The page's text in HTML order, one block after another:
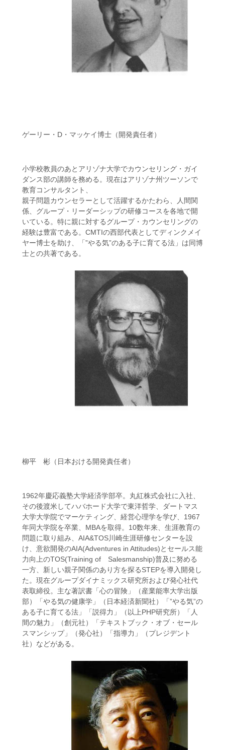
ゲーリー・D・マッケイ博士（開発責任者）
小学校教員のあとアリゾナ大学でカウンセリング・ガイ
ダンス部の講師を務める。現在はアリゾナ州ツーソンで
教育コンサルタント、
親子問題カウンセラーとして活躍するかたわら、人間関
係、グループ・リーダーシップの研修コースを各地で開
いている。特に親に対するグループ・カウンセリングの
経験は豊富である。CMTIの西部代表としてディンクメイ
ヤー博士を助け、「”やる気”のある子に育てる法」は同博
士との共著である。
柳平 彬（日本おける開発責任者）
1962年慶応義塾大学経済学部卒。丸紅株式会社に入社、
その後渡米してハバホード大学で東洋哲学、ダートマス
大学大学院でマーケティング、経営心理学を学び、1967
年同大学院を卒業、MBAを取得。10数年来、生涯教育の
問題に取り組み、AIA&TOS川崎生涯研修センターを設
け、意欲開発のAIA(Adventures in Attitudes)とセールス能
力向上のTOS(Training of Salesmanship)普及に努める
一方、新しい親子関係のあり方を探るSTEPを導入開発し
た。現在グループダイナミックス研究所および発心社代
表取締役。主な著訳書「心の冒険」（産業能率大学出版
部）「やる気の健康学」（日本経済新聞社）「”やる気”の
ある子に育てる法」「説得力」（以上PHP研究所）「人
間の魅力」（創元社）「テキストブック・オブ・セール
スマンシップ」（発心社）「指導力」（プレジデント
社）などがある。